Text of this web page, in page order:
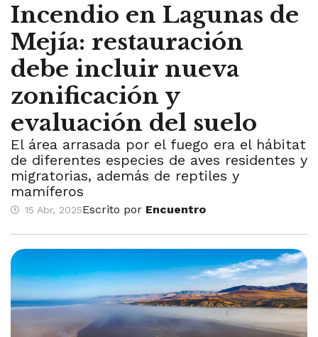
Incendio en Lagunas de
Mejía: restauración
debe incluir nueva
zonificación y
evaluación del suelo
El área arrasada por el fuego era el hábitat
de diferentes especies de aves residentes y
migratorias, además de reptiles y
mamíferos
15 Abr, 2025Escrito por Encuentro